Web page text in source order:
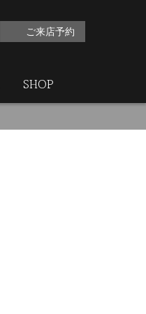
ご来店予約
SHOP